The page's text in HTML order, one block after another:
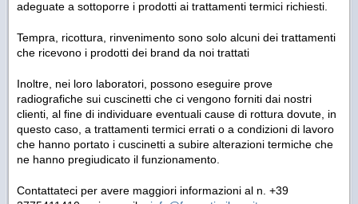
adeguate a sottoporre i prodotti ai trattamenti termici richiesti.
Tempra, ricottura, rinvenimento sono solo alcuni dei trattamenti
che ricevono i prodotti dei brand da noi trattati
Inoltre, nei loro laboratori, possono eseguire prove
radiografiche sui cuscinetti che ci vengono forniti dai nostri
clienti, al fine di individuare eventuali cause di rottura dovute, in
questo caso, a trattamenti termici errati o a condizioni di lavoro
che hanno portato i cuscinetti a subire alterazioni termiche che
ne hanno pregiudicato il funzionamento.
Contattateci per avere maggiori informazioni al n. +39